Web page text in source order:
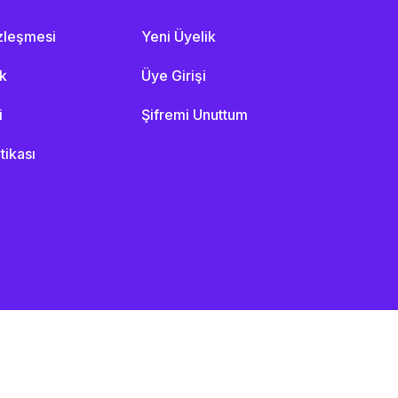
Yeni Üyelik
Üye Girişi
Şifremi Unuttum